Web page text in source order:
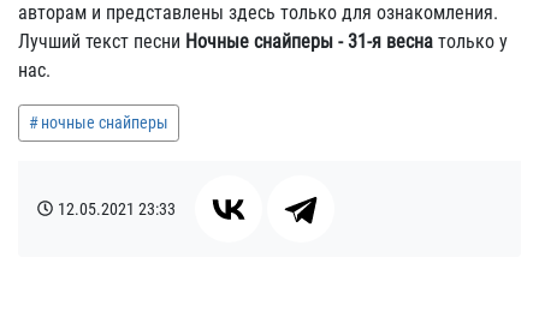
авторам и представлены здесь только для ознакомления.
Лучший текст песни Ночные снайперы - 31-я весна только у
нас.
ночные снайперы
12.05.2021 23:33